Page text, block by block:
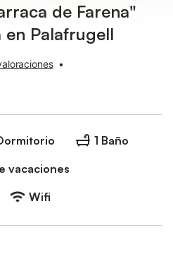
de Farena"
en Palafrugell
•
1 Baño
vacaciones
Wifi